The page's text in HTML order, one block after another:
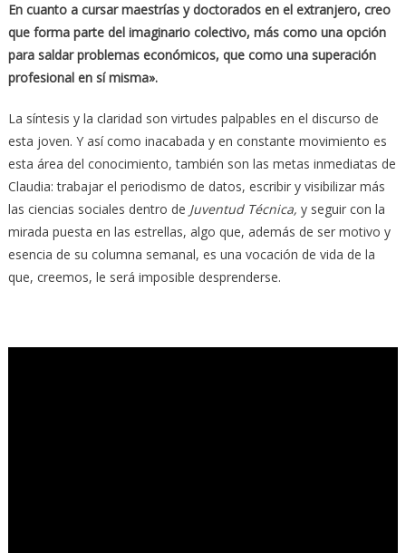
En cuanto a cursar maestrías y doctorados en el extranjero, creo
que forma parte del imaginario colectivo, más como una opción
para saldar problemas económicos, que como una superación
profesional en sí misma».
La síntesis y la claridad son virtudes palpables en el discurso de
esta joven. Y así como inacabada y en constante movimiento es
esta área del conocimiento, también son las metas inmediatas de
Claudia: trabajar el periodismo de datos, escribir y visibilizar más
las ciencias sociales dentro de Juventud Técnica, y seguir con la
mirada puesta en las estrellas, algo que, además de ser motivo y
esencia de su columna semanal, es una vocación de vida de la
que, creemos, le será imposible desprenderse.